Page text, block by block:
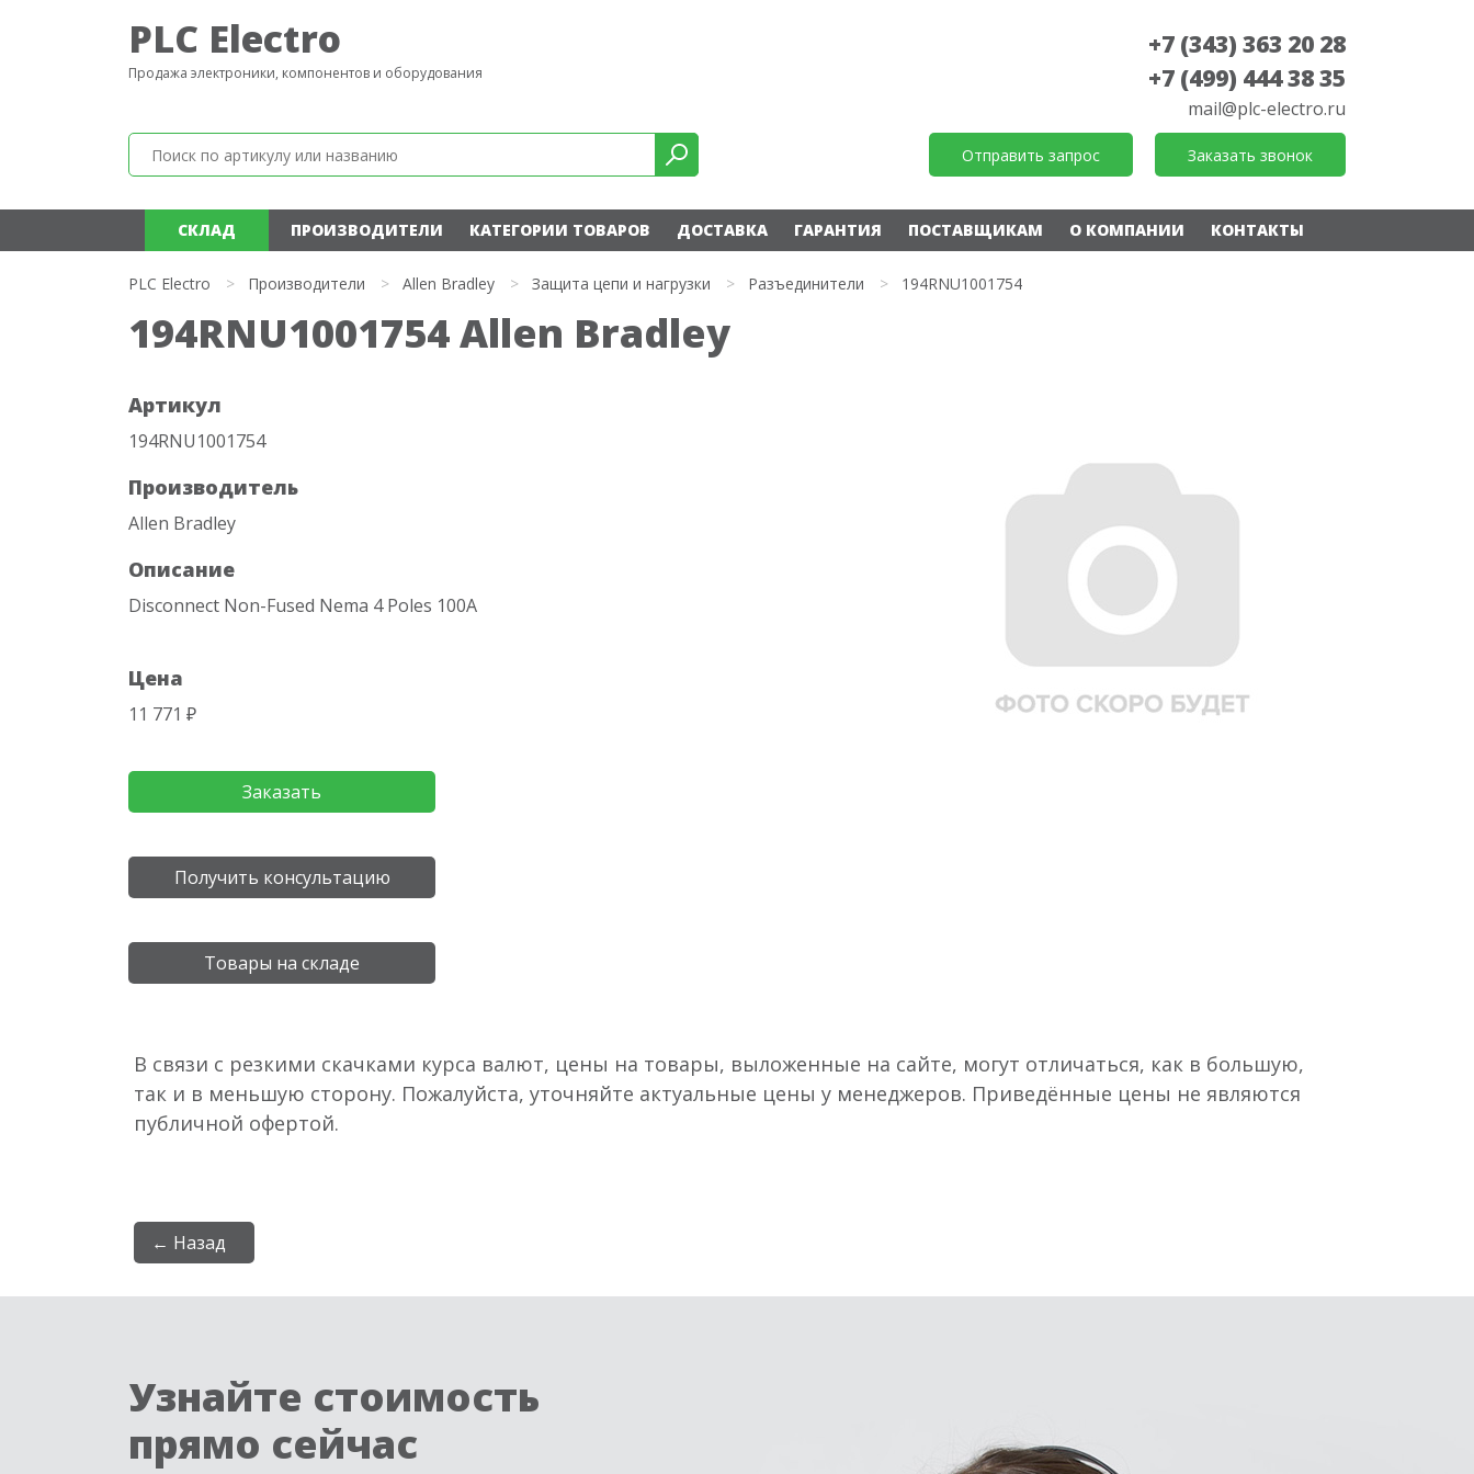
PLC Electro
Продажа электроники, компонентов и оборудования
+7 (343) 363 20 28
+7 (499) 444 38 35
mail@plc-electro.ru
Отправить запрос Заказать звонок
СКЛАД ПРОИЗВОДИТЕЛИ КАТЕГОРИИ ТОВАРОВ ДОСТАВКА ГАРАНТИЯ ПОСТАВЩИКАМ О КОМПАНИИ КОНТАКТЫ
PLC Electro > Производители > Allen Bradley > Защита цепи и нагрузки > Разъединители > 194RNU1001754
194RNU1001754 Allen Bradley
Артикул
194RNU1001754
Производитель
Allen Bradley
Описание
Disconnect Non-Fused Nema 4 Poles 100A
Цена
11 771 ₽
Заказать
Получить консультацию
Товары на складе
В связи с резкими скачками курса валют, цены на товары, выложенные на сайте, могут отличаться, как в большую,
так и в меньшую сторону. Пожалуйста, уточняйте актуальные цены у менеджеров. Приведённые цены не являются
публичной офертой.
← Назад
Узнайте стоимость
прямо сейчас